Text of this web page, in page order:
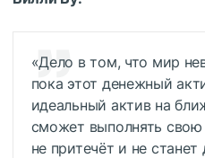
«Дело в том, что мир
пока этот денежный
идеальный актив на
сможет выполнять
не притечёт и не